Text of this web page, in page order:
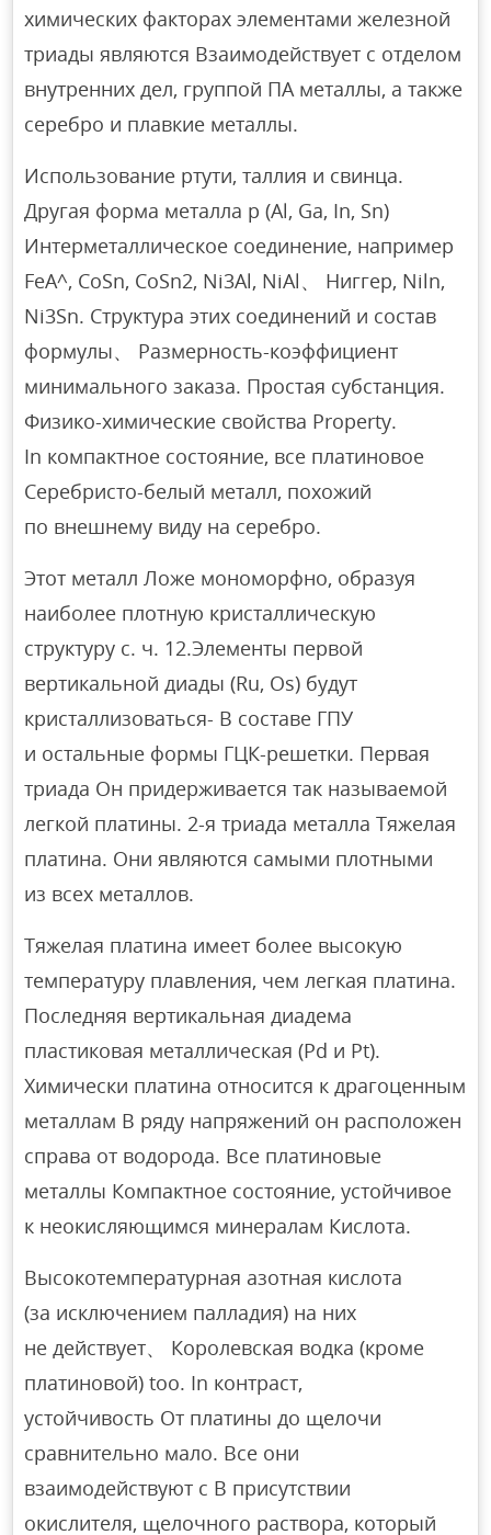
химических факторах элементами железной
триады являются Взаимодействует с отделом
внутренних дел, группой ПА металлы, а также
серебро и плавкие металлы.
Использование ртути, таллия и свинца.
Другая форма металла p (Al, Ga, In, Sn)
Интерметаллическое соединение, например
FeA^, CoSn, CoSn2, Ni3Al, NiAl、 Ниггер, Niln,
Ni3Sn. Структура этих соединений и состав
формулы、 Размерность-коэффициент
минимального заказа. Простая субстанция.
Физико-химические свойства Property.
In компактное состояние, все платиновое
Серебристо-белый металл, похожий
по внешнему виду на серебро.
Этот металл Ложе мономорфно, образуя
наиболее плотную кристаллическую
структуру с. ч. 12.Элементы первой
вертикальной диады (Ru, Os) будут
кристаллизоваться- В составе ГПУ
и остальные формы ГЦК-решетки. Первая
триада Он придерживается так называемой
легкой платины. 2-я триада металла Тяжелая
платина. Они являются самыми плотными
из всех металлов.
Тяжелая платина имеет более высокую
температуру плавления, чем легкая платина.
Последняя вертикальная диадема
пластиковая металлическая (Pd и Pt).
Химически платина относится к драгоценным
металлам В ряду напряжений он расположен
справа от водорода. Все платиновые
металлы Компактное состояние, устойчивое
к неокисляющимся минералам Кислота.
Высокотемпературная азотная кислота
(за исключением палладия) на них
не действует、 Королевская водка (кроме
платиновой) too. In контраст,
устойчивость От платины до щелочи
сравнительно мало. Все они
взаимодействуют с В присутствии
окислителя, щелочного раствора, который